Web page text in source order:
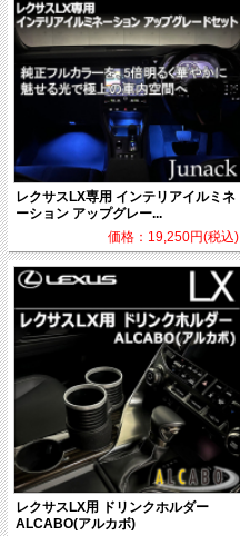
レクサスLX専用 インテリアイルミネ
ーション アップグレー...
価格：19,250円(税込)
レクサスLX用 ドリンクホルダー
ALCABO(アルカボ)